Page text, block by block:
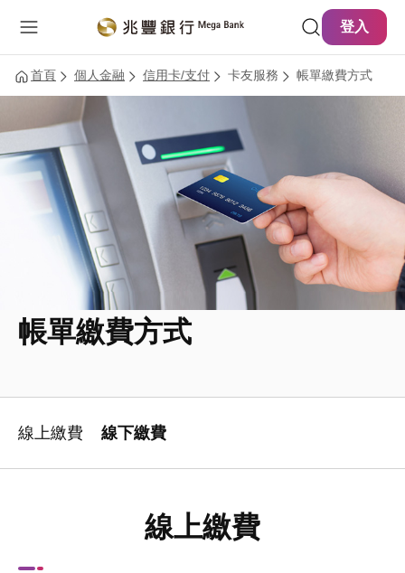
登入
首頁 個人金融 信用卡/支付 卡友服務 帳單繳費方式
帳單繳費方式
線上繳費 線下繳費
線上繳費